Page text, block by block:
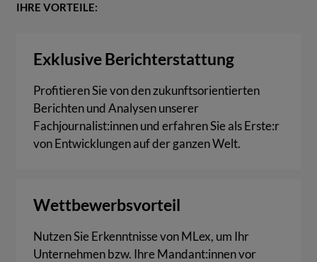
IHRE VORTEILE:
Exklusive Berichterstattung
Profitieren Sie von den zukunftsorientierten
Berichten und Analysen unserer
Fachjournalist:innen und erfahren Sie als Erste:r
von Entwicklungen auf der ganzen Welt.
Wettbewerbsvorteil
Nutzen Sie Erkenntnisse von MLex, um Ihr
Unternehmen bzw. Ihre Mandant:innen vor